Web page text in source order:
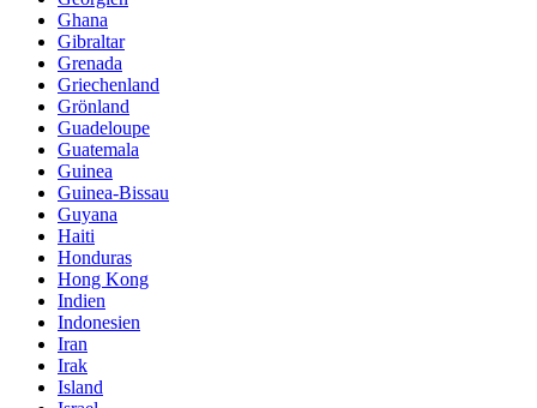
Ghana
Gibraltar
Grenada
Griechenland
Grönland
Guadeloupe
Guatemala
Guinea
Guinea-Bissau
Guyana
Haiti
Honduras
Hong Kong
Indien
Indonesien
Iran
Irak
Island